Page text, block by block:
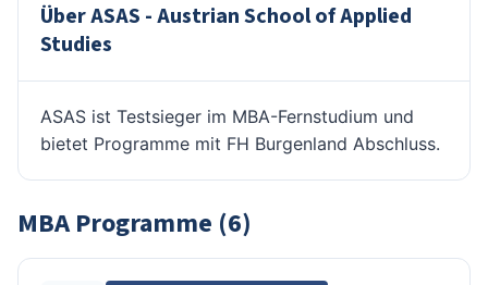
Über ASAS - Austrian School of Applied
Studies
ASAS ist Testsieger im MBA-Fernstudium und
bietet Programme mit FH Burgenland Abschluss.
MBA Programme (6)